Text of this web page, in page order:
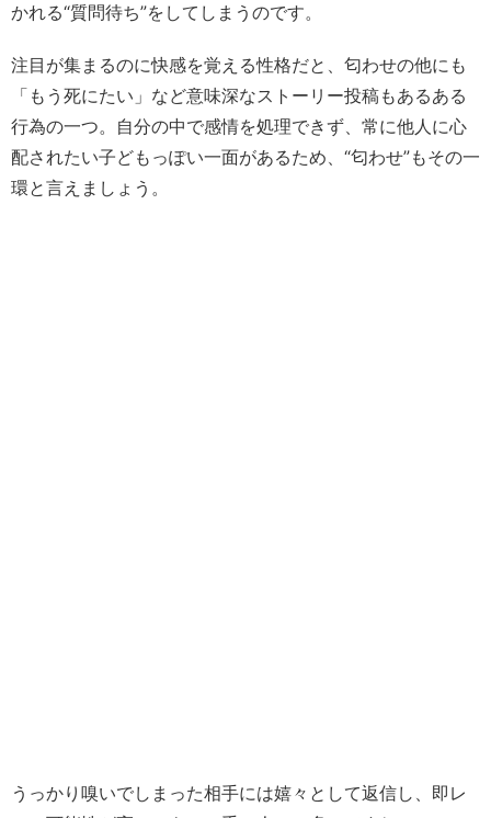
かれる“質問待ち”をしてしまうのです。
注目が集まるのに快感を覚える性格だと、匂わせの他にも
「もう死にたい」など意味深なストーリー投稿もあるある
行為の一つ。自分の中で感情を処理できず、常に他人に心
配されたい子どもっぽい一面があるため、“匂わせ”もその一
環と言えましょう。
うっかり嗅いでしまった相手には嬉々として返信し、即レ